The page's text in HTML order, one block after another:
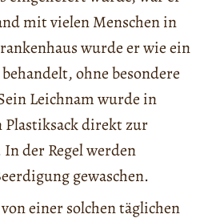
mit vielen Menschen in
wurde er wie ein
ohne besondere
Leichnam wurde in
Plastiksack direkt zur
der Regel werden
gewaschen.
einer solchen täglichen